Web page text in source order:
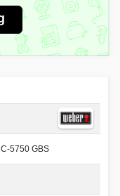
5750 GBS